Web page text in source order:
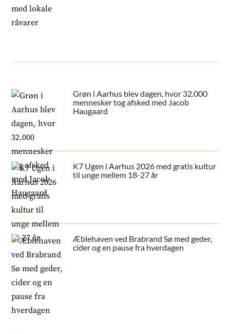
Grøn i Aarhus blev dagen, hvor 32.000
mennesker tog afsked med Jacob
Haugaard
K7 Ugen i Aarhus 2026 med gratis kultur
til unge mellem 18-27 år
Æblehaven ved Brabrand Sø med geder,
cider og en pause fra hverdagen